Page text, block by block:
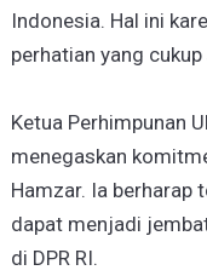
Indonesia. Hal ini
perhatian yang
Ketua Perhimpunan
menegaskan
Hamzar. Ia berharap
dapat menjadi
di DPR RI.